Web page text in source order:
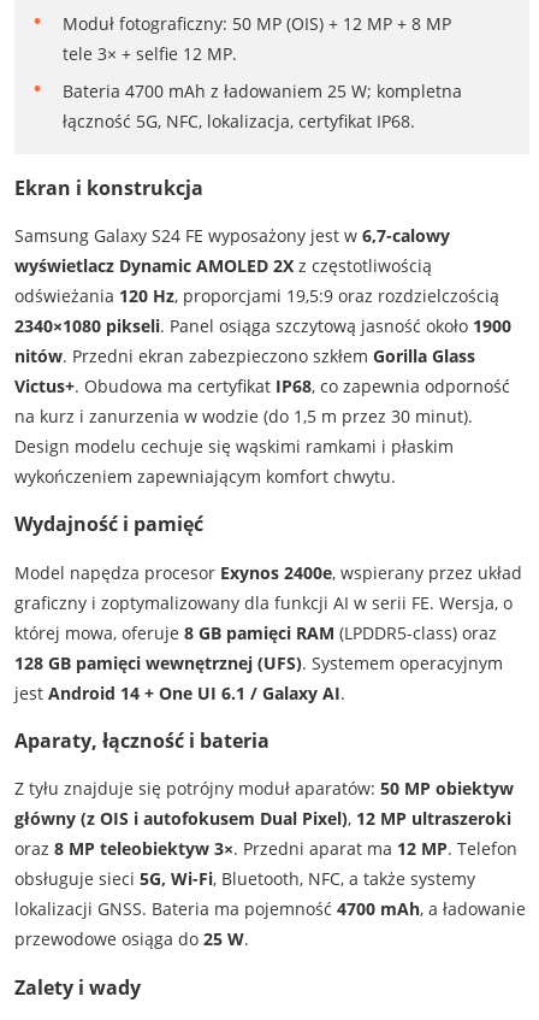
Moduł fotograficzny: 50 MP (OIS) + 12 MP + 8 MP
tele 3× + selfie 12 MP.
Bateria 4700 mAh z ładowaniem 25 W; kompletna
łączność 5G, NFC, lokalizacja, certyfikat IP68.
Ekran i konstrukcja
Samsung Galaxy S24 FE wyposażony jest w 6,7-calowy
wyświetlacz Dynamic AMOLED 2Xz częstotliwością
odświeżania 120 Hz, proporcjami 19,5:9 oraz rozdzielczością
2340×1080 pikseli. Panel osiąga szczytową jasność około 1900
nitów. Przedni ekran zabezpieczono szkłem Gorilla Glass
Victus+. Obudowa ma certyfikat IP68, co zapewnia odporność
na kurz i zanurzenia w wodzie (do 1,5 m przez 30 minut).
Design modelu cechuje się wąskimi ramkami i płaskim
wykończeniem zapewniającym komfort chwytu.
Wydajność i pamięć
Model napędza procesor Exynos 2400e, wspierany przez układ
graficzny i zoptymalizowany dla funkcji AI w serii FE. Wersja, o
której mowa, oferuje 8 GB pamięci RAM (LPDDR5-class) oraz
128 GB pamięci wewnętrznej (UFS). Systemem operacyjnym
jest Android 14 + One UI 6.1 / Galaxy AI.
Aparaty, łączność i bateria
Z tyłu znajduje się potrójny moduł aparatów: 50 MP obiektyw
główny (z OIS i autofokusem Dual Pixel), 12 MP ultra­szeroki
oraz 8 MP teleobiektyw 3×. Przedni aparat ma 12 MP. Telefon
obsługuje sieci 5G, Wi-Fi, Bluetooth, NFC, a także systemy
lokalizacji GNSS. Bateria ma pojemność 4700 mAh, a ładowanie
przewodowe osiąga do 25 W.
Zalety i wady